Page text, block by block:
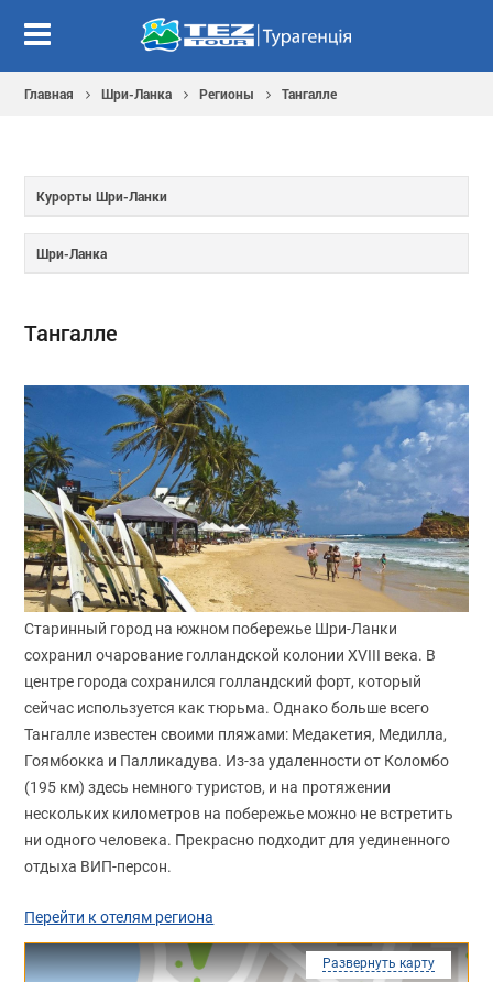
Главная Шри-Ланка Регионы Тангалле
Курорты Шри-Ланки
Шри-Ланка
Тангалле
Старинный город на южном побережье Шри-Ланки
сохранил очарование голландской колонии XVIII века. В
центре города сохранился голландский форт, который
сейчас используется как тюрьма. Однако больше всего
Тангалле известен своими пляжами: Медакетия, Медилла,
Гоямбокка и Палликадува. Из-за удаленности от Коломбо
(195 км) здесь немного туристов, и на протяжении
нескольких километров на побережье можно не встретить
ни одного человека. Прекрасно подходит для уединенного
отдыха ВИП-персон.
Перейти к отелям региона
Развернуть карту